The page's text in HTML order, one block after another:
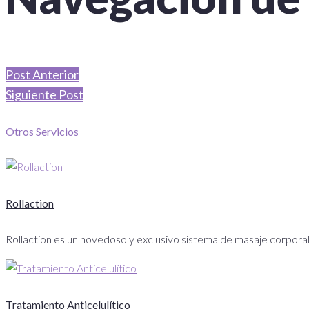
Post Anterior
Siguiente Post
Otros Servicios
Rollaction
Rollaction es un novedoso y exclusivo sistema de masaje
Tratamiento Anticelulítico